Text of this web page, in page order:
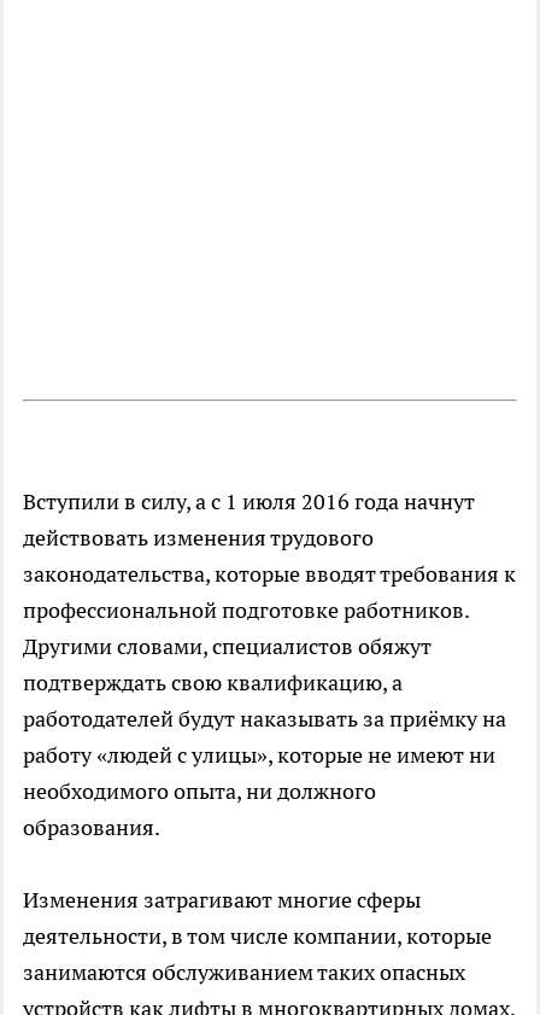
Вступили в силу, а с 1 июля 2016 года начнут
действовать изменения трудового
законодательства, которые вводят требования к
профессиональной подготовке работников.
Другими словами, специалистов обяжут
подтверждать свою квалификацию, а
работодателей будут наказывать за приёмку на
работу «людей с улицы», которые не имеют ни
необходимого опыта, ни должного
образования.
Изменения затрагивают многие сферы
деятельности, в том числе компании, которые
занимаются обслуживанием таких опасных
устройств как лифты в многоквартирных домах.